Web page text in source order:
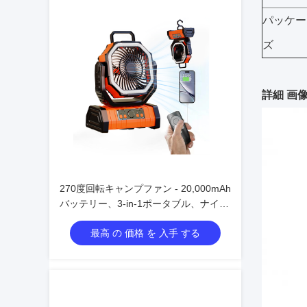
270度回転キャンプファン - 20,000mAh
バッテリー、3-in-1ポータブル、ナイト
ライト、パワーバンク
最高 の 価格 を 入手 する
パッケ
ズ
詳細 画